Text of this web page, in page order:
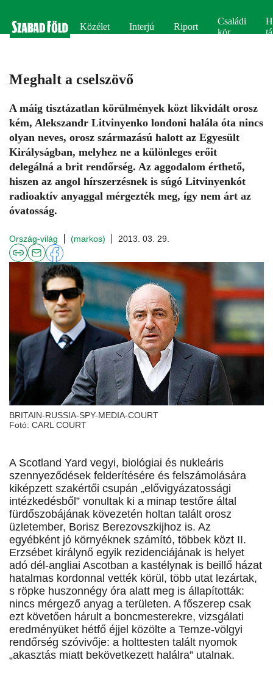
Közélet Interjú Riport
Családi
kör
Meghalt a cselszövő
A máig tisztázatlan körülmények közt likvidált orosz
kém, Alekszandr Litvinyenko londoni halála óta nincs
olyan neves, orosz származású halott az Egyesült
Királyságban, melyhez ne a különleges erőit
delegálná a brit rendőrség. Az aggodalom érthető,
hiszen az angol hírszerzésnek is súgó Litvinyenkót
radioaktív anyaggal mérgezték meg, így nem árt az
óvatosság.
Ország-világ (markos) 2013. 03. 29.
BRITAIN-RUSSIA-SPY-MEDIA-COURT
Fotó: CARL COURT
A Scotland Yard vegyi, biológiai és nukleáris
szennyeződések felderítésére és felszámolására
kiképzett szakértői csupán „elővigyázatossági
intézkedésből” vonultak ki a minap testőre által
fürdőszobájának kövezetén holtan talált orosz
üzletember, Borisz Berezovszkijhoz is. Az
egyébként jó környéknek számító, többek közt II.
Erzsébet királynő egyik rezidenciájának is helyet
adó dél-angliai Ascotban a kastélynak is beillő házat
hatalmas kordonnal vették körül, több utat lezártak,
s röpke huszonnégy óra alatt meg is állapították:
nincs mérgező anyag a területen. A főszerep csak
ezt követően hárult a boncmesterekre, vizsgálati
eredményüket hétfő éjjel közölte a Temze-völgyi
rendőrség szóvivője: a holttesten talált nyomok
„akasztás miatt bekövetkezett halálra” utalnak.